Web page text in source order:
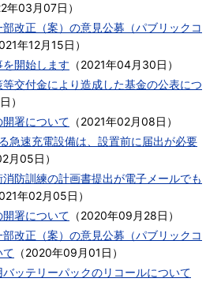
年03月07日 ）
改正（案）の意見公募（パブリックコ
年12月15日 ）
開始します （2021年04月30日 ）
交付金により造成した基金の公表につ
）
署について （2021年02月08日 ）
急速充電設備は、設置前に届出が必要
月05日 ）
防訓練の計画書提出が電子メールでも
年02月05日 ）
署について （2020年09月28日 ）
改正（案）の意見公募（パブリックコ
て （2020年09月01日 ）
ッテリーパックのリコールについて